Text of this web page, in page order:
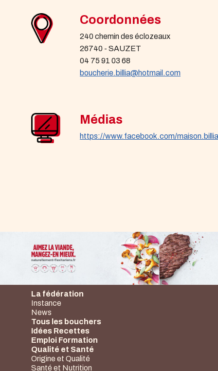
Coordonnées
240 chemin des éclozeaux
26740 - SAUZET
04 75 91 03 68
boucherie.billia@hotmail.com
Médias
https://www.facebook.com/
La fédération
Instance
News
Tous les bouchers
Idées Recettes
Emploi Formation
Qualité et Santé
Origine et Qualité
Santé et Nutrition